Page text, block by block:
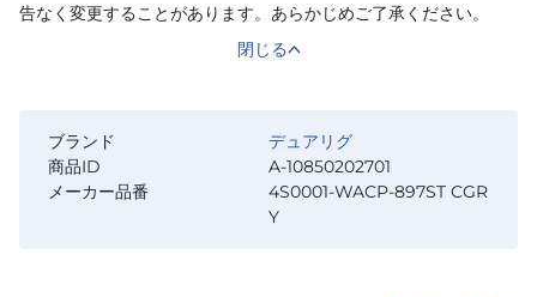
告なく変更することがあります。あらかじめご了承ください。
閉じる
ブランド
デュアリグ
商品ID
A-10850202701
メーカー品番
4S0001-WACP-897ST CGR
Y